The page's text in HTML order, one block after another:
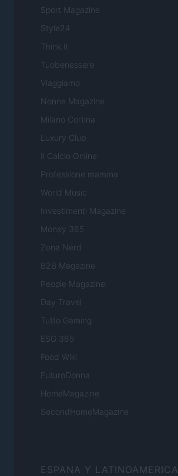
Sport Magazine
Style24
Think.it
Tuobenessere
Viaggiamo
Nonne Magazine
Milano Cortina
Luxury Club
Il Calcio Online
Professione mamma
World Music
Investimenti Magazine
Money 365
Zona Nerd
B2B Magazine
People Magazine
Day Travel
Tutto Gaming
ESG 365
Food Wiki
FuturoDonna
HomeMagazine
SecondHomeMagazine
ESPANA Y LATINOAMERICA